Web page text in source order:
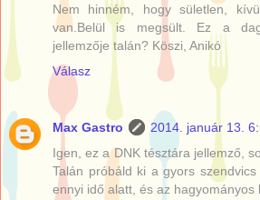
Nem hinném, hogy sületlen,
van.Belül is megsült. Ez a
jellemzője talán? Köszi, Anikó
Válasz
Max Gastro
2014. január 13.
Igen, ez a DNK tésztára jellemző,
Talán próbáld ki a gyors
ennyi idő alatt, és az hagyományos